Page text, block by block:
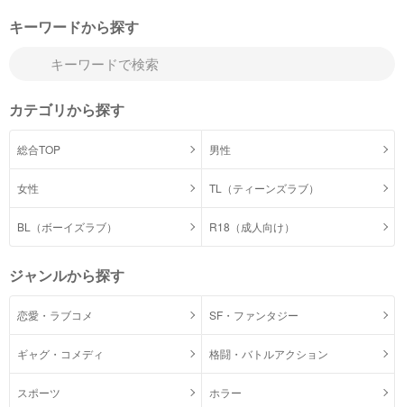
キーワードから探す
カテゴリから探す
総合TOP 男性
女性 TL（ティーンズラブ）
BL（ボーイズラブ） R18（成人向け）
ジャンルから探す
恋愛・ラブコメ SF・ファンタジー
ギャグ・コメディ 格闘・バトルアクション
スポーツ ホラー